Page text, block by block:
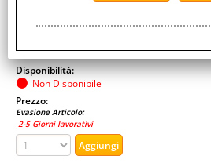
Cod. Produttore:
527444
Disponibilità:
Non Disponibile
Prezzo:
Evasione Articolo:
2-5 Giorni lavorativi